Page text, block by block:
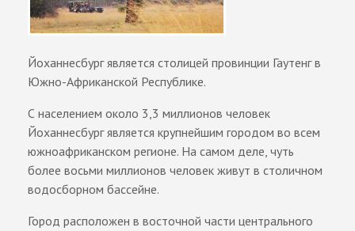
Йоханнесбург является столицей провинции Гаутенг в
Южно-Африканской Республике.
С населением около 3,3 миллионов человек
Йоханнесбург является крупнейшим городом во всем
южноафриканском регионе. На самом деле, чуть
более восьми миллионов человек живут в столичном
водосборном бассейне.
Город расположен в восточной части центрального